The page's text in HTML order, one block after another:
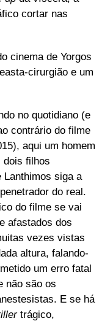
cortar nas
cinema de Yorgos
cirurgião e um
no quotidiano (e
contrário do filme
aqui um homem
dois filhos
siga a
do real.
do filme se vai
afastados dos
vezes vistas
altura, falando-
um erro fatal
não são os
E se há
trágico,